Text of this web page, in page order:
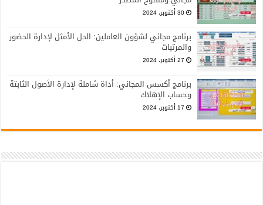
30 أكتوبر، 2024
برنامج مجاني لشؤون العاملين: الحل الأمثل لإدارة الحضور
والمرتبات
27 أكتوبر، 2024
برنامج أكسس المجاني: أداة شاملة لإدارة الأصول الثابتة
وحساب الإهلاك
17 أكتوبر، 2024